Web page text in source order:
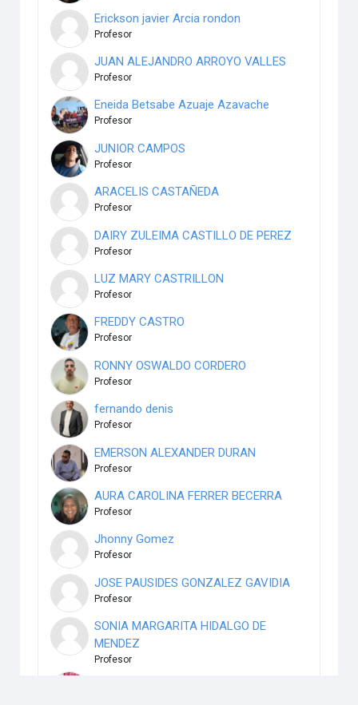
Erickson javier Arcia rondon
Profesor
JUAN ALEJANDRO ARROYO VALLES
Profesor
Eneida Betsabe Azuaje Azavache
Profesor
JUNIOR CAMPOS
Profesor
ARACELIS CASTAÑEDA
Profesor
DAIRY ZULEIMA CASTILLO DE PEREZ
Profesor
LUZ MARY CASTRILLON
Profesor
FREDDY CASTRO
Profesor
RONNY OSWALDO CORDERO
Profesor
fernando denis
Profesor
EMERSON ALEXANDER DURAN
Profesor
AURA CAROLINA FERRER BECERRA
Profesor
Jhonny Gomez
Profesor
JOSE PAUSIDES GONZALEZ GAVIDIA
Profesor
SONIA MARGARITA HIDALGO DE
MENDEZ
Profesor